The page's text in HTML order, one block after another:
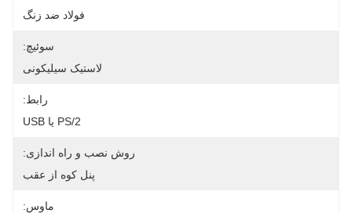
فولاد ضد زنگ
سوئیچ:
لاستیک سیلیکونی
رابط:
PS/2 یا USB
روش نصب و راه اندازی:
پنل کوه از عقب
ماوس: